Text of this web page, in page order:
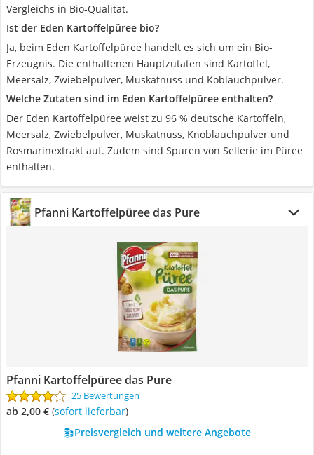
Vergleichs in Bio-Qualität.
Ist der Eden Kartoffelpüree bio?
Ja, beim Eden Kartoffelpüree handelt es sich um ein Bio-
Erzeugnis. Die enthaltenen Hauptzutaten sind Kartoffel,
Meersalz, Zwiebelpulver, Muskatnuss und Koblauchpulver.
Welche Zutaten sind im Eden Kartoffelpüree enthalten?
Der Eden Kartoffelpüree weist zu 96 % deutsche Kartoffeln,
Meersalz, Zwiebelpulver, Muskatnuss, Knoblauchpulver und
Rosmarinextrakt auf. Zudem sind Spuren von Sellerie im Püree
enthalten.
Pfanni Kartoffelpüree das Pure
Pfanni Kartoffelpüree das Pure
25 Bewertungen
ab 2,00 € ( Sofort lieferbar)
Preisvergleich und weitere Angebote